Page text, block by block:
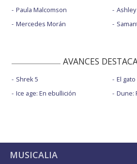
Paula Malcomson
Mercedes Morán
AVANCES
Shrek 5
Ice age: En ebullición
El
Dune:
MUSICALIA